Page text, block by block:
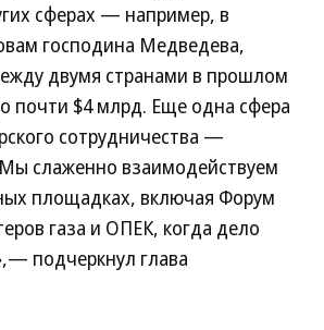
сферах — например, в
господина Медведева,
двумя странами в прошлом
почти $4 млрд. Еще одна сфера
сотрудничества —
слаженно взаимодействуем
площадках, включая Форум
газа и ОПЕК, когда дело
подчеркнул глава